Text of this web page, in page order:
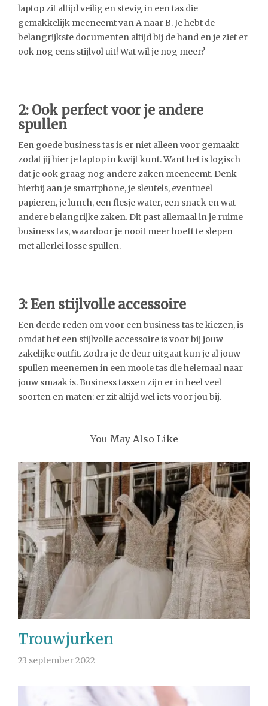
laptop zit altijd veilig en stevig in een tas die
gemakkelijk meeneemt van A naar B. Je hebt de
belangrijkste documenten altijd bij de hand en je ziet er
ook nog eens stijlvol uit! Wat wil je nog meer?
2: Ook perfect voor je andere
spullen
Een goede business tas is er niet alleen voor gemaakt
zodat jij hier je laptop in kwijt kunt. Want het is logisch
dat je ook graag nog andere zaken meeneemt. Denk
hierbij aan je smartphone, je sleutels, eventueel
papieren, je lunch, een flesje water, een snack en wat
andere belangrijke zaken. Dit past allemaal in je ruime
business tas, waardoor je nooit meer hoeft te slepen
met allerlei losse spullen.
3: Een stijlvolle accessoire
Een derde reden om voor een business tas te kiezen, is
omdat het een stijlvolle accessoire is voor bij jouw
zakelijke outfit. Zodra je de deur uitgaat kun je al jouw
spullen meenemen in een mooie tas die helemaal naar
jouw smaak is. Business tassen zijn er in heel veel
soorten en maten: er zit altijd wel iets voor jou bij.
You May Also Like
Trouwjurken
23 september 2022